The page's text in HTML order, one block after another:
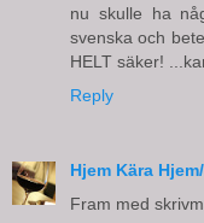
nu skulle ha
svenska och
HELT säker!
Reply
Hjem Kära
Fram med